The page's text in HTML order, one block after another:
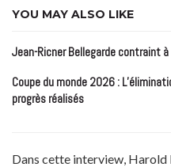
YOU MAY ALSO LIKE
Jean-Ricner Bellegarde contraint
Coupe du monde 2026 :
progrès réalisés
Dans cette interview, Harold